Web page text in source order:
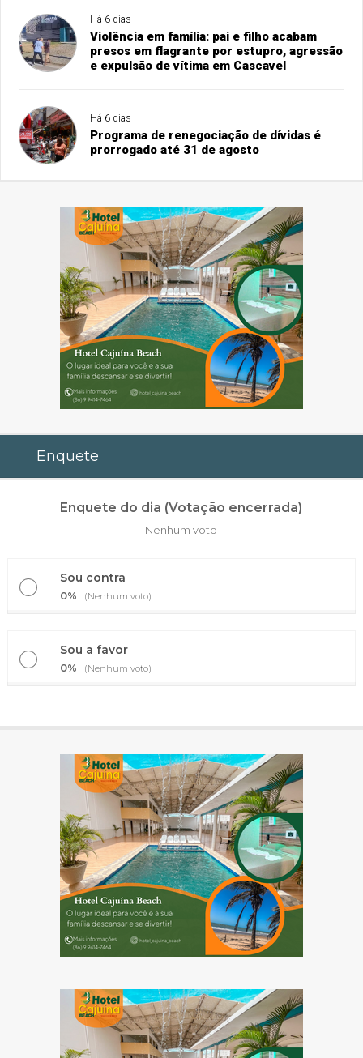
Há 6 dias
Violência em família: pai e filho acabam
presos em flagrante por estupro, agressão
e expulsão de vítima em Cascavel
Há 6 dias
Programa de renegociação de dívidas é
prorrogado até 31 de agosto
Enquete
Enquete do dia (Votação encerrada)
Nenhum voto
Sou contra
0% (Nenhum voto)
Sou a favor
0% (Nenhum voto)